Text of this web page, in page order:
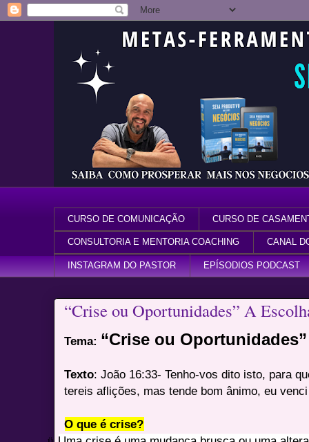
CURSO DE COMUNICAÇÃO CURSO DE
CONSULTORIA E MENTORIA COACHING CANAL
INSTAGRAM DO PASTOR EPÍSODIOS PODCAST
“Crise ou Oportunidades” A
Tema: “Crise ou Oportunidades”
Texto: João 16:33- Tenho-vos dito isto, para
tereis aflições, mas tende bom ânimo, eu
O que é crise?